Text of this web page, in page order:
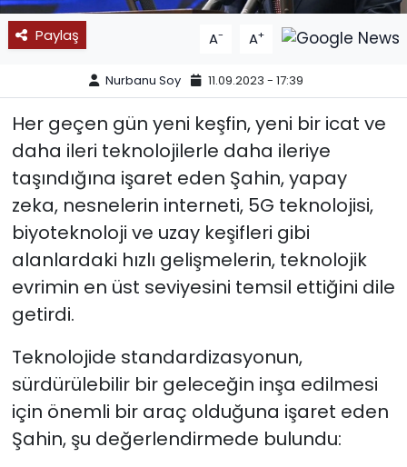
Paylaş A- A+
Nurbanu Soy 11.09.2023 - 17:39
Her geçen gün yeni keşfin, yeni bir icat ve
daha ileri teknolojilerle daha ileriye
taşındığına işaret eden Şahin, yapay
zeka, nesnelerin interneti, 5G teknolojisi,
biyoteknoloji ve uzay keşifleri gibi
alanlardaki hızlı gelişmelerin, teknolojik
evrimin en üst seviyesini temsil ettiğini dile
getirdi.
Teknolojide standardizasyonun,
sürdürülebilir bir geleceğin inşa edilmesi
için önemli bir araç olduğuna işaret eden
Şahin, şu değerlendirmede bulundu: